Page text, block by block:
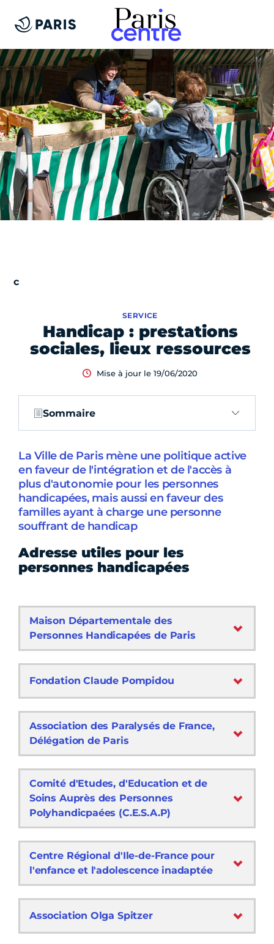
Handicap : prestations
sociales, lieux ressources
SERVICE
Mise à jour le 19/06/2020
Sommaire
La Ville de Paris mène une politique active
en faveur de l'intégration et de l'accès à
plus d'autonomie pour les personnes
handicapées, mais aussi en faveur des
familles ayant à charge une personne
souffrant de handicap
Adresse utiles pour les
personnes handicapées
Maison Départementale des
Personnes Handicapées de Paris
Fondation Claude Pompidou
Association des Paralysés de France,
Délégation de Paris
Comité d'Etudes, d'Education et de
Soins Auprès des Personnes
Polyhandicpaées (C.E.S.A.P)
Centre Régional d'Ile-de-France pour
l'enfance et l'adolescence inadaptée
Association Olga Spitzer